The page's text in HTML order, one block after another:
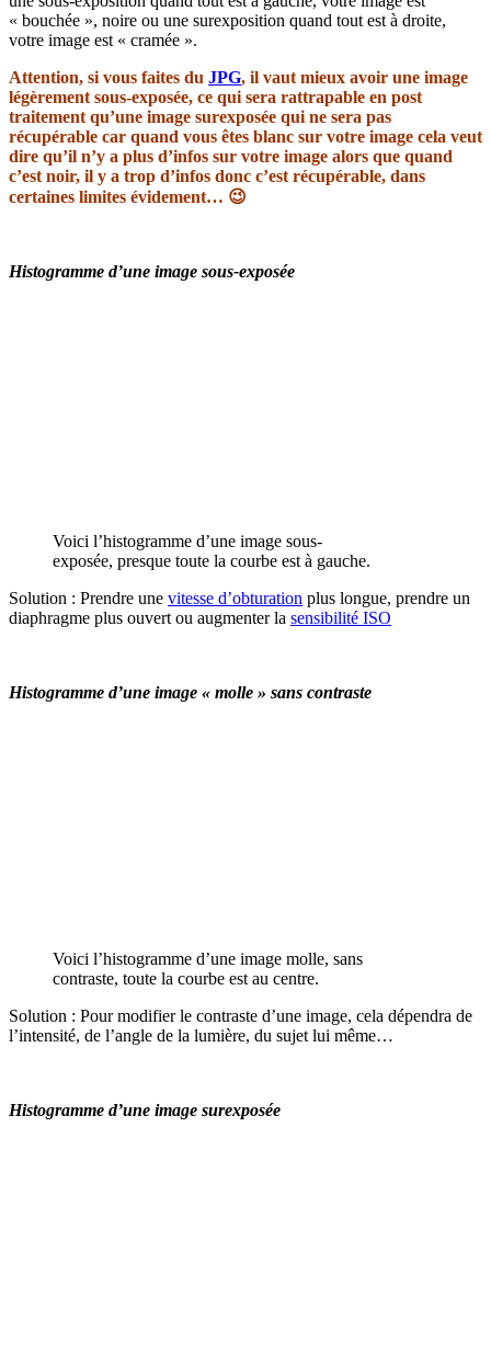
« bouchée », noire ou une surexposition quand tout est à droite,
votre image est « cramée ».
Attention, si vous faites du JPG, il vaut mieux avoir une image
légèrement sous-exposée, ce qui sera rattrapable en post
traitement qu’une image surexposée qui ne sera pas
récupérable car quand vous êtes blanc sur votre image cela veut
dire qu’il n’y a plus d’infos sur votre image alors que quand
c’est noir, il y a trop d’infos donc c’est récupérable, dans
certaines limites évidement… 😉
Histogramme d’une image sous-exposée
Voici l’histogramme d’une image sous-
exposée, presque toute la courbe est à gauche.
Solution : Prendre une vitesse d’obturation plus longue, prendre un
diaphragme plus ouvert ou augmenter la sensibilité ISO
Histogramme d’une image « molle » sans contraste
Voici l’histogramme d’une image molle, sans
contraste, toute la courbe est au centre.
Solution : Pour modifier le contraste d’une image, cela dépendra de
l’intensité, de l’angle de la lumière, du sujet lui même…
Histogramme d’une image surexposée